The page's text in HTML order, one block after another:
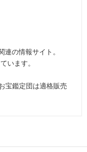
連の情報サイト。
います。
宝鑑定団は適格販売